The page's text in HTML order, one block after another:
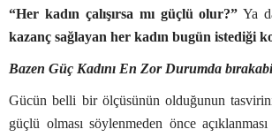
“Her kadın çalışırsa mı güçlü olur?” Ya
kazanç sağlayan her kadın bugün istediği
Bazen Güç Kadını En Zor Durumda
Gücün belli bir ölçüsünün olduğunun
güçlü olması söylenmeden önce